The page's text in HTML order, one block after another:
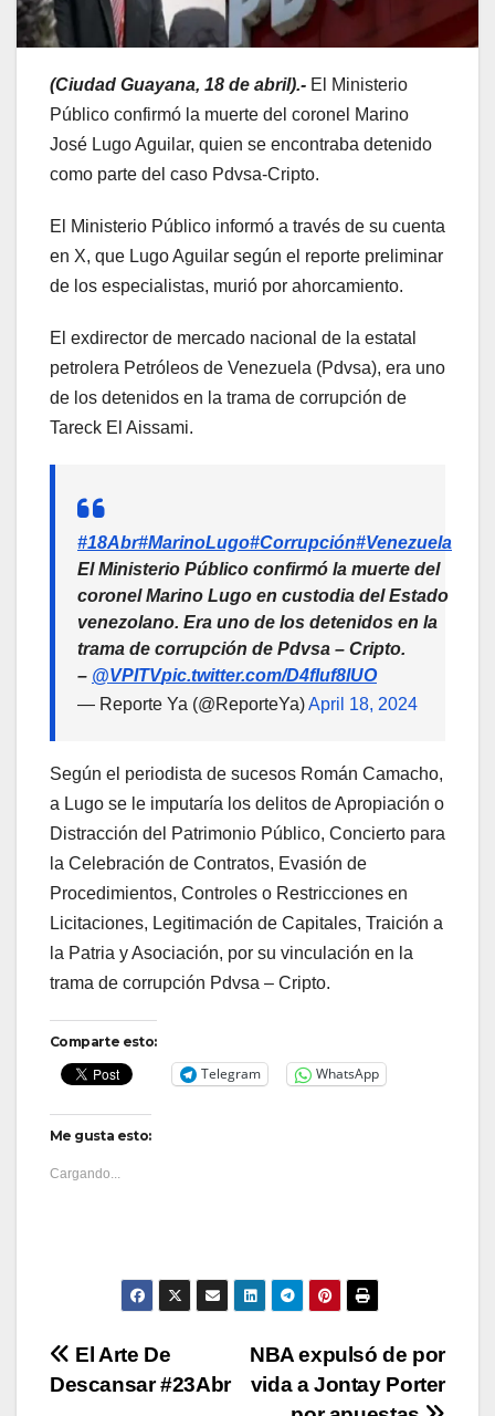
(Ciudad Guayana, 18 de abril).- El Ministerio
Público confirmó la muerte del coronel Marino
José Lugo Aguilar, quien se encontraba detenido
como parte del caso Pdvsa-Cripto.
El Ministerio Público informó a través de su cuenta
en X, que Lugo Aguilar según el reporte preliminar
de los especialistas, murió por ahorcamiento.
El exdirector de mercado nacional de la estatal
petrolera Petróleos de Venezuela (Pdvsa), era uno
de los detenidos en la trama de corrupción de
Tareck El Aissami.
#18Abr#MarinoLugo#Corrupción#Venezuela
El Ministerio Público confirmó la muerte del
coronel Marino Lugo en custodia del Estado
venezolano. Era uno de los detenidos en la
trama de corrupción de Pdvsa – Cripto.
– @VPITVpic.twitter.com/D4fIuf8lUO
— Reporte Ya (@ReporteYa)April 18, 2024
Según el periodista de sucesos Román Camacho,
a Lugo se le imputaría los delitos de Apropiación o
Distracción del Patrimonio Público, Concierto para
la Celebración de Contratos, Evasión de
Procedimientos, Controles o Restricciones en
Licitaciones, Legitimación de Capitales, Traición a
la Patria y Asociación, por su vinculación en la
trama de corrupción Pdvsa – Cripto.
Comparte esto:
Telegram WhatsApp
Me gusta esto:
Cargando...
Navegación
NBA expulsó de por
vida a Jontay Porter
El Arte De
Descansar #23Abr